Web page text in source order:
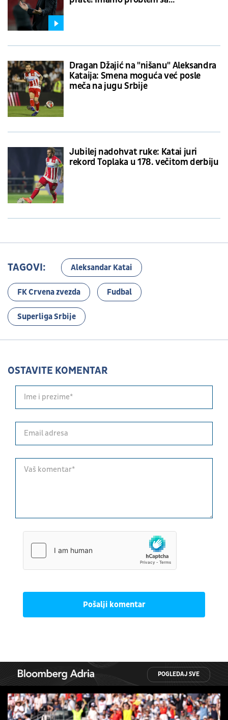
Dragan Džajić na "nišanu" Aleksandra
Kataija: Smena moguća već posle
meča na jugu Srbije
Jubilej nadohvat ruke: Katai juri
rekord Toplaka u 178. večitom derbiju
TAGOVI: Aleksandar Katai
FK Crvena zvezda Fudbal
Superliga Srbije
OSTAVITE KOMENTAR
Pošalji komentar
POGLEDAJ SVE